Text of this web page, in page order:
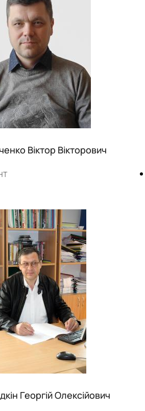
Віктор Вікторович
Георгій Олексійович